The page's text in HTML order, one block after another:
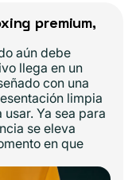
premium,
aún debe
llega en un
con una
limpia
Ya sea para
se eleva
en que